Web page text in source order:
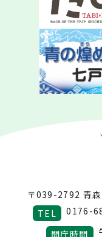
〒039-2792 青
TEL
0176-
開庁時間